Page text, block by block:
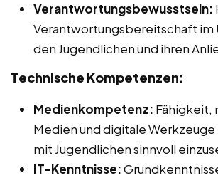
Verantwortungsbewusstsein:
Verantwortungsbereitschaft im
den Jugendlichen und ihren
Technische Kompetenzen:
Medienkompetenz: Fähigkeit,
Medien und digitale
mit Jugendlichen sinnvoll
IT-Kenntnisse: